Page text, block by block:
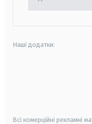
Наші додатки:
Всі комерційні рекламні